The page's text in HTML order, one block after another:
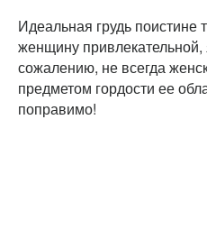
Идеальная грудь поистине
женщину привлекательной,
сожалению, не всегда
предметом гордости ее
поправимо!